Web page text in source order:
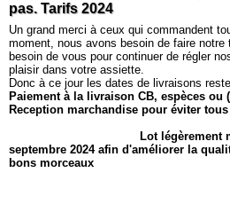
pas. Tarifs 2024
Un grand merci à ceux qui commandent
moment, nous avons besoin de faire
besoin de vous pour continuer de régler
plaisir dans votre assiette.
Donc à ce jour les dates de livraisons
Paiement à la livraison CB, espèces ou
Reception marchandise pour
Lot légèrement
septembre 2024 afin d'améliorer la
bons morceaux